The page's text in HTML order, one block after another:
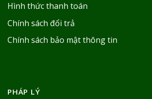
Hình thức thanh toán
Chính sách đổi trả
Chính sách bảo mật thông tin
PHÁP LÝ